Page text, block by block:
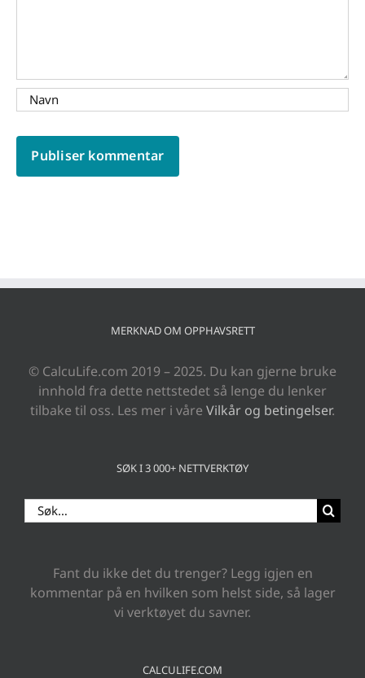
MERKNAD OM OPPHAVSRETT
© CalcuLife.com 2019 – 2025. Du kan gjerne bruke
innhold fra dette nettstedet så lenge du lenker
tilbake til oss. Les mer i våre Vilkår og betingelser.
SØK I 3 000+ NETTVERKTØY
Search
for:
Fant du ikke det du trenger? Legg igjen en
kommentar på en hvilken som helst side, så lager
vi verktøyet du savner.
CALCULIFE.COM